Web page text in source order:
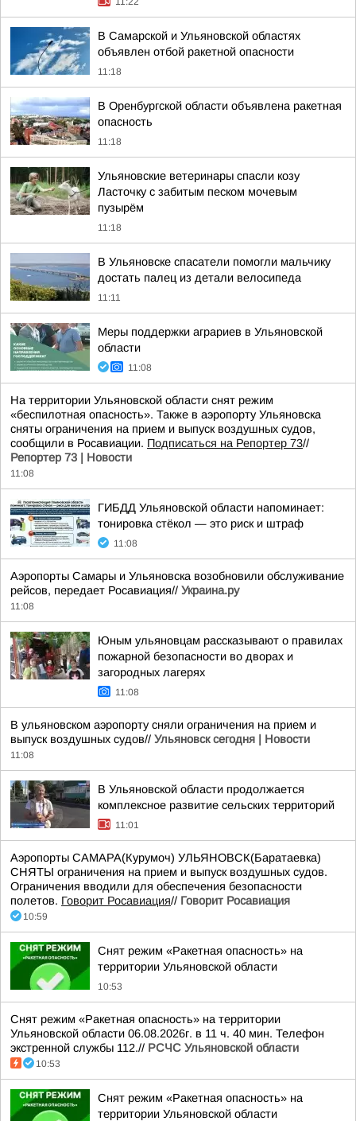
В Самарской и Ульяновской областях
объявлен отбой ракетной опасности
11:18
В Оренбургской области объявлена ракетная
опасность
11:18
Ульяновские ветеринары спасли козу
Ласточку с забитым песком мочевым
пузырём
11:18
В Ульяновске спасатели помогли мальчику
достать палец из детали велосипеда
11:11
Меры поддержки аграриев в Ульяновской
области
11:08
На территории Ульяновской области снят режим
«беспилотная опасность». Также в аэропорту Ульяновска
сняты ограничения на прием и выпуск воздушных судов,
сообщили в Росавиации. Подписаться на Репортер 73//
Репортер 73 | Новости
11:08
ГИБДД Ульяновской области напоминает:
тонировка стёкол — это риск и штраф
11:08
Аэропорты Самары и Ульяновска возобновили обслуживание
рейсов, передает Росавиация// Украина.ру
11:08
Юным ульяновцам рассказывают о правилах
пожарной безопасности во дворах и
загородных лагерях
11:08
В ульяновском аэропорту сняли ограничения на прием и
выпуск воздушных судов// Ульяновск сегодня | Новости
11:08
В Ульяновской области продолжается
комплексное развитие сельских территорий
11:01
Аэропорты САМАРА(Курумоч) УЛЬЯНОВСК(Баратаевка)
СНЯТЫ ограничения на прием и выпуск воздушных судов.
Ограничения вводили для обеспечения безопасности
полетов. Говорит Росавиация// Говорит Росавиация
10:59
Снят режим «Ракетная опасность» на
территории Ульяновской области
10:53
Снят режим «Ракетная опасность» на территории
Ульяновской области 06.08.2026г. в 11 ч. 40 мин. Телефон
экстренной службы 112.// РСЧС Ульяновской области
10:53
Снят режим «Ракетная опасность» на
территории Ульяновской области